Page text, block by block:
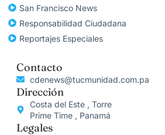
San Francisco News
Responsabilidad Ciudadana
Reportajes Especiales
Contacto
cdenews@tucmunidad.com.pa
Dirección
Costa del Este , Torre
Prime Time , Panamá
Legales